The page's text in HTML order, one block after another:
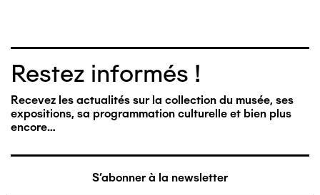
Restez informés !
Recevez les actualités sur la collection du musée, ses
expositions, sa programmation culturelle et bien plus
encore…
S'abonner à la newsletter